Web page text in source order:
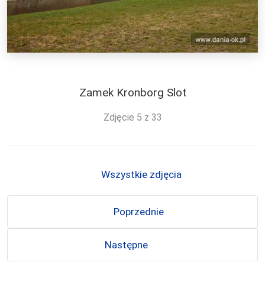
Zamek Kronborg Slot
Zdjęcie 5 z 33
Poprzednie
Wszystkie zdjęcia
Następne